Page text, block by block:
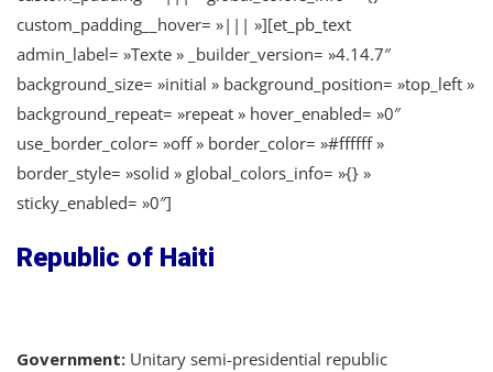
custom_padding__hover= »||| »][et_pb_text
admin_label= »Texte » _builder_version= »4.14.7″
background_size= »initial » background_position= »top_left »
background_repeat= »repeat » hover_enabled= »0″
use_border_color= »off » border_color= »#ffffff »
border_style= »solid » global_colors_info= »{} »
sticky_enabled= »0″]
Republic of Haiti
Government: Unitary semi-presidential republic